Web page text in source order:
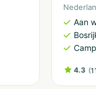
Aan
4.3 (